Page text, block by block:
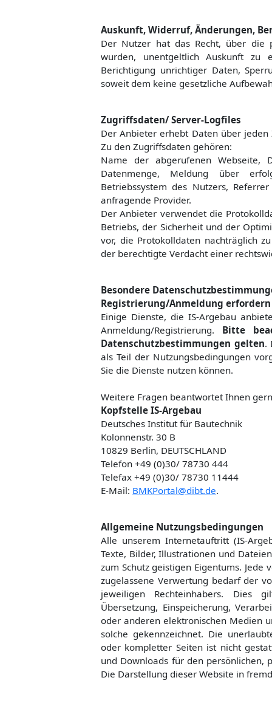
Auskunft, Widerruf, Änderungen,
Der Nutzer hat das Recht, über die
wurden, unentgeltlich Auskunft zu
Berichtigung unrichtiger Daten,
soweit dem keine gesetzliche
Zugriffsdaten/ Server-Logfiles
Der Anbieter erhebt Daten über
Zu den Zugriffsdaten gehören:
Name der abgerufenen Webseite,
Datenmenge, Meldung über
Betriebssystem des Nutzers,
anfragende Provider.
Der Anbieter verwendet die
Betriebs, der Sicherheit und der
vor, die Protokolldaten nachträglich
der berechtigte Verdacht einer
Besondere
Registrierung/Anmeldung erfordern
Einige Dienste, die IS-Argebau
Anmeldung/Registrierung. Bitte
Datenschutzbestimmungen gelten.
als Teil der Nutzungsbedingungen
Sie die Dienste nutzen können.
Weitere Fragen beantwortet Ihnen
Kopfstelle IS-Argebau
Deutsches Institut für Bautechnik
Kolonnenstr. 30 B
10829 Berlin, DEUTSCHLAND
Telefon +49 (0)30/ 78730 444
Telefax +49 (0)30/ 78730 11444
E-Mail: BMKPortal@dibt.de.
Allgemeine Nutzungsbedingungen
Alle unserem Internetauftritt (IS-
Texte, Bilder, Illustrationen und
zum Schutz geistigen Eigentums.
zugelassene Verwertung bedarf der
jeweiligen Rechteinhabers. Dies
Übersetzung, Einspeicherung,
oder anderen elektronischen Medien
solche gekennzeichnet. Die
oder kompletter Seiten ist nicht
und Downloads für den persönlichen,
Die Darstellung dieser Website in